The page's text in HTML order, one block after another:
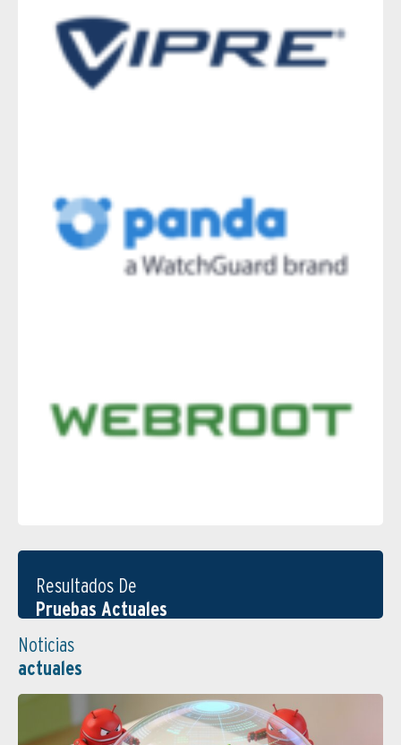
Resultados De
Pruebas Actuales
Noticias
actuales